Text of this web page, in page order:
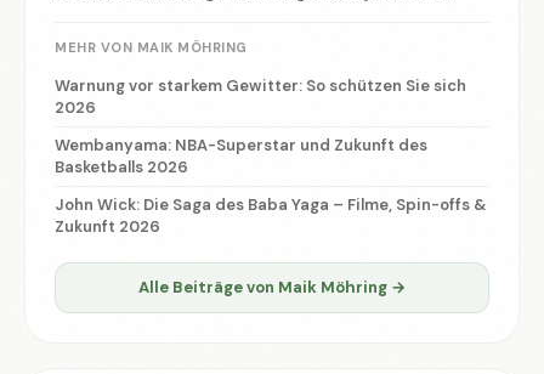
MEHR VON MAIK MÖHRING
Warnung vor starkem Gewitter: So schützen Sie sich
2026
Wembanyama: NBA-Superstar und Zukunft des
Basketballs 2026
John Wick: Die Saga des Baba Yaga – Filme, Spin-offs &
Zukunft 2026
Alle Beiträge von Maik Möhring →